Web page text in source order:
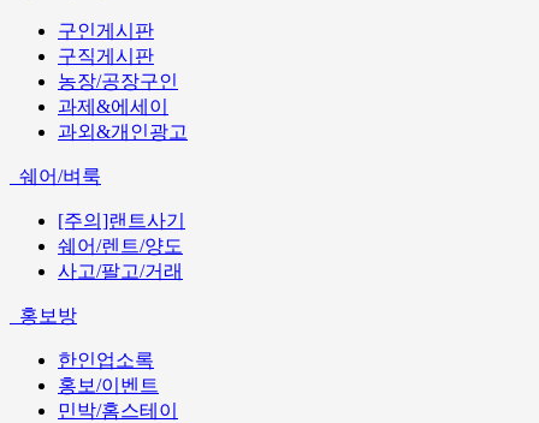
구인게시판
구직게시판
농장/공장구인
과제&에세이
과외&개인광고
쉐어/벼룩
[주의]랜트사기
쉐어/렌트/양도
사고/팔고/거래
홍보방
한인업소록
홍보/이벤트
민박/홈스테이